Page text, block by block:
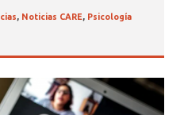
, Noticias CARE, Psicología